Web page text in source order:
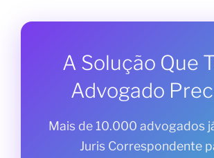
A Solução Que
Advogado
Mais de 10.000 advogados
Juris Correspondente